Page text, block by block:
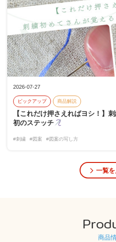
2026-07-27
ピックアップ 商品解説
【これだけ押さえればヨシ！】
初のステッチ
#刺繍 #図案 #図案の写し方
一覧を
商品